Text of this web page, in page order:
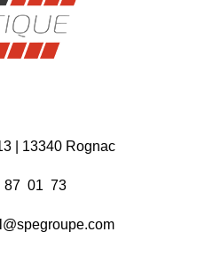
| 13340 Rognac
87 01 73